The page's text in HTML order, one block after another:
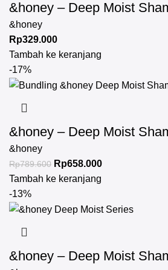
&honey – Deep Moist
&honey
Rp329.000
Tambah ke keranjang
-17%
&honey – Deep Moist
&honey
Rp789.600 Rp658.000
Tambah ke keranjang
-13%
&honey – Deep Moist